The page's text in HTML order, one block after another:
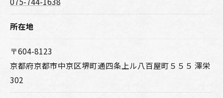
所在地
〒604-8123
京都府京都市中京区堺町通四条上ル八百屋町５５５ 澤栄
302